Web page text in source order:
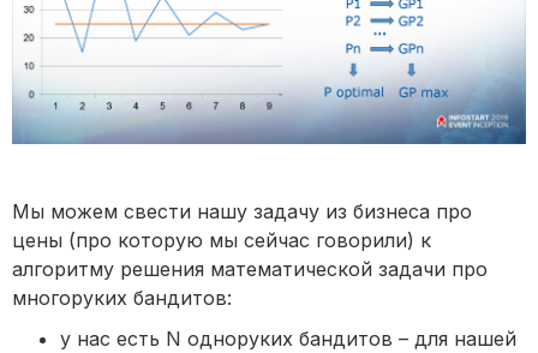
Мы можем свести нашу задачу из бизнеса про
цены (про которую мы сейчас говорили) к
алгоритму решения математической задачи про
многоруких бандитов:
у нас есть N одноруких бандитов – для нашей